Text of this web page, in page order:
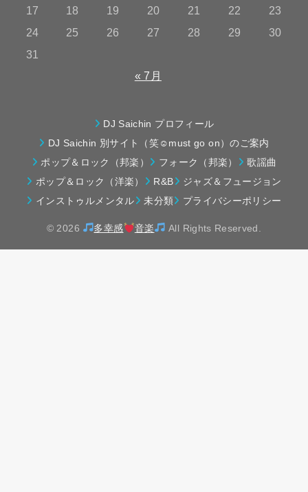
17
18 19 20 21 22
23
24
25 26 27 28 29
30
31
« 7月
DJ Saichin プロフィール
DJ Saichin 別サイト（笑☺must go on）のご案内
ポップ＆ロック（邦楽）
フォーク（邦楽）
歌謡曲
ポップ＆ロック（洋楽）
R&B
ジャズ＆フュージョン
インストゥルメンタル
未分類 プライバシーポリシー
© 2026 多幸感 音楽 All Rights Reserved.